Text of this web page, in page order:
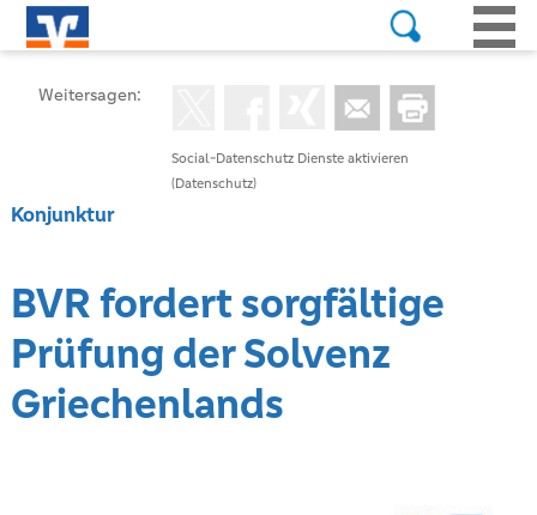
Social-Datenschutz Dienste aktivieren
(Datenschutz)
Weitersagen:
Konjunktur
BVR fordert sorgfältige
Prüfung der Solvenz
Griechenlands